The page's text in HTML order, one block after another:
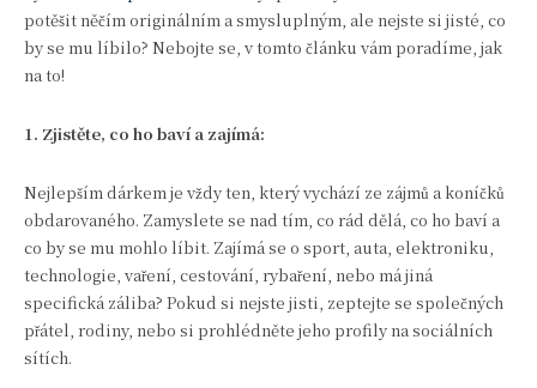
potěšit něčím originálním a smysluplným, ale nejste si jisté, co
by se mu líbilo? Nebojte se, v tomto článku vám poradíme, jak
na to!
1. Zjistěte, co ho baví a zajímá:
Nejlepším dárkem je vždy ten, který vychází ze zájmů a koníčků
obdarovaného. Zamyslete se nad tím, co rád dělá, co ho baví a
co by se mu mohlo líbit. Zajímá se o sport, auta, elektroniku,
technologie, vaření, cestování, rybaření, nebo má jiná
specifická záliba? Pokud si nejste jisti, zeptejte se společných
přátel, rodiny, nebo si prohlédněte jeho profily na sociálních
sítích.